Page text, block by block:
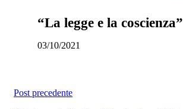
“La legge e la coscienza”
03/10/2021
Post precedente